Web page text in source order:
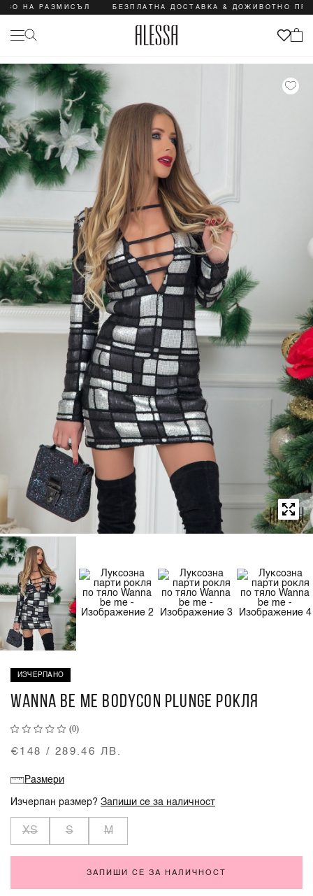
РАЗМИСЪЛ БЕЗПЛАТНА ДОСТАВКА & ДОЖИВОТНО ПРАВО
ИЗЧЕРПАНО
WANNA BE ME BODYCON PLUNGE РОКЛЯ
(0)
€148 / 289.46 ЛВ.
Размери
Изчерпан размер?Запиши се за наличност
XS S M
ЗАПИШИ СЕ ЗА НАЛИЧНОСТ